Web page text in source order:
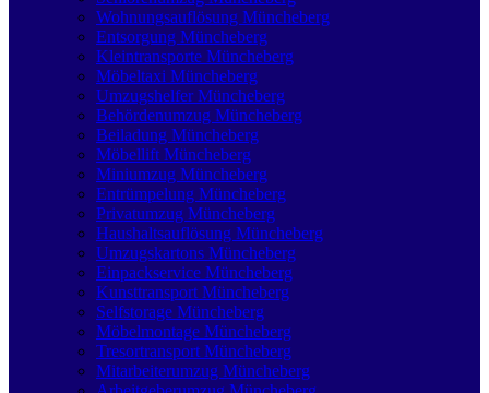
Wohnungsauflösung Müncheberg
Entsorgung Müncheberg
Kleintransporte Müncheberg
Möbeltaxi Müncheberg
Umzugshelfer Müncheberg
Behördenumzug Müncheberg
Beiladung Müncheberg
Möbellift Müncheberg
Miniumzug Müncheberg
Entrümpelung Müncheberg
Privatumzug Müncheberg
Haushaltsauflösung Müncheberg
Umzugskartons Müncheberg
Einpackservice Müncheberg
Kunsttransport Müncheberg
Selfstorage Müncheberg
Möbelmontage Müncheberg
Tresortransport Müncheberg
Mitarbeiterumzug Müncheberg